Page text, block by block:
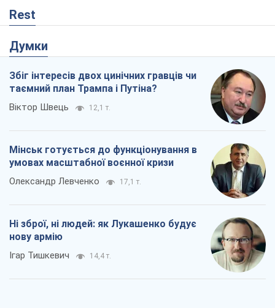
Rest
Думки
Збіг інтересів двох цинічних гравців чи
таємний план Трампа і Путіна?
Віктор Швець 12,1 т.
Мінськ готується до функціонування в
умовах масштабної воєнної кризи
Олександр Левченко 17,1 т.
Ні зброї, ні людей: як Лукашенко будує
нову армію
Ігар Тишкевич 14,4 т.